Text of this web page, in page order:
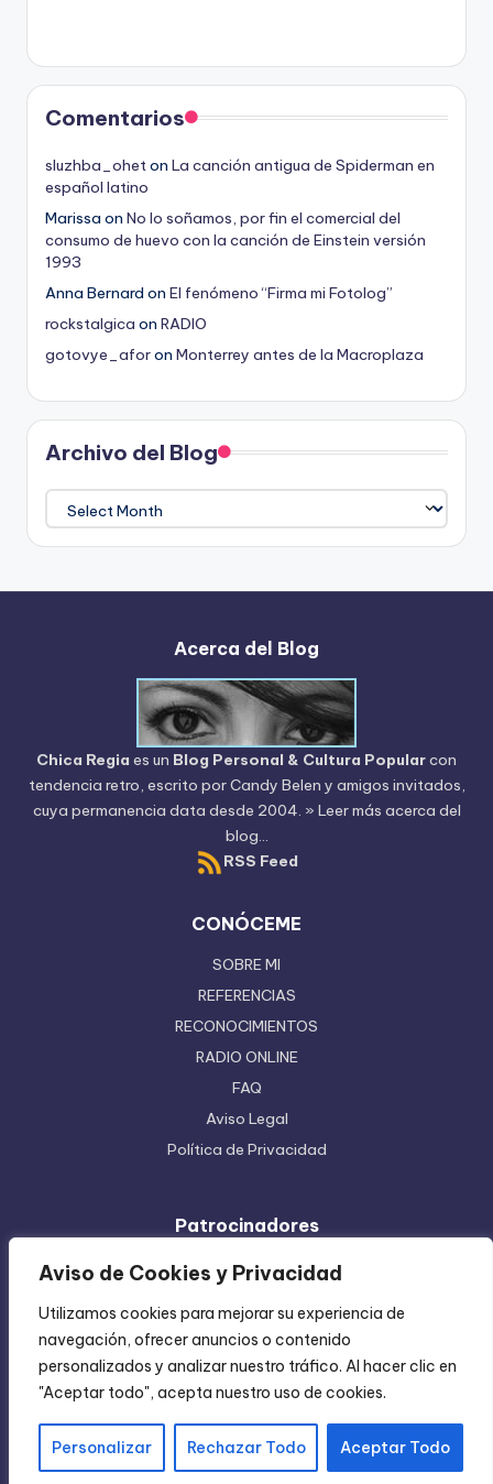
Aviso de Cookies y Privacidad
Utilizamos cookies para mejorar su experiencia de
navegación, ofrecer anuncios o contenido
personalizados y analizar nuestro tráfico. Al hacer clic en
"Aceptar todo", acepta nuestro uso de cookies.
Personalizar Rechazar Todo Aceptar Todo
Comentarios
sluzhba_oheton La canción antigua de Spiderman en
español latino
Marissa on No lo soñamos, por fin el comercial del
consumo de huevo con la canción de Einstein versión
1993
Anna Bernard on El fenómeno “Firma mi Fotolog”
rockstalgica on RADIO
gotovye_aforon Monterrey antes de la Macroplaza
Archivo del Blog
Archivo
del
Blog
Acerca del Blog
Chica Regia es un Blog Personal & Cultura Popularcon
tendencia retro, escrito porCandy Belen y amigos invitados,
cuya permanencia data desde 2004. » Leer más acerca del
blog...
RSS Feed
CONÓCEME
SOBRE MI
REFERENCIAS
RECONOCIMIENTOS
RADIO ONLINE
FAQ
Aviso Legal
Política de Privacidad
Patrocinadores
Ferretera Centenario de Monterrey
Inyección de Plástico
Mundo Impreso
Directorio de Coatzintla
Copyright 2004-2026 —Chica Regia . All rights reserved.